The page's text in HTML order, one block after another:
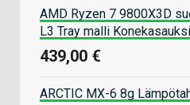
AMD Ryzen 7 9800X3D
L3 Tray malli
439,00 €
ARCTIC MX-6 8g